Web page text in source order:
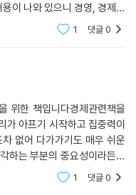
이 나와 있으니 경영, 경제분
.어렵지 않게 용어의 설명이
1 댓글0
위한 책입니다경제관련책을
가 아프기 시작하고 집중력이
없어 다가가기도 매우 쉬운
하는 부분의 중요성이라든지
한것 같아요같은 내용이라
1 댓글0